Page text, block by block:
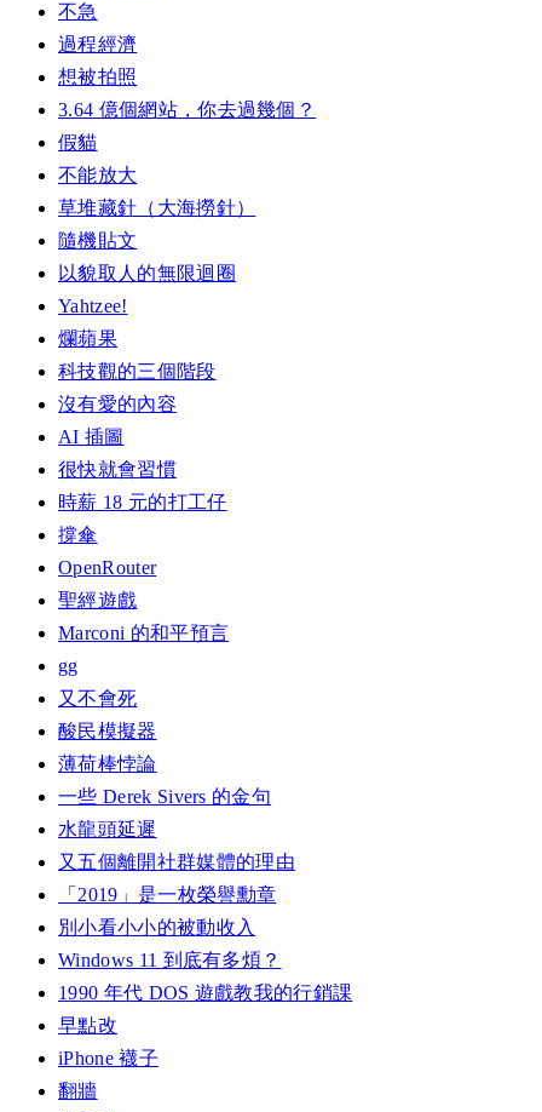
不急
過程經濟
想被拍照
3.64 億個網站，你去過幾個？
假貓
不能放大
草堆藏針（大海撈針）
隨機貼文
以貌取人的無限迴圈
Yahtzee!
爛蘋果
科技觀的三個階段
沒有愛的內容
AI 插圖
很快就會習慣
時薪 18 元的打工仔
撐傘
OpenRouter
聖經遊戲
Marconi 的和平預言
gg
又不會死
酸民模擬器
薄荷棒悖論
一些 Derek Sivers 的金句
水龍頭延遲
又五個離開社群媒體的理由
「2019」是一枚榮譽勳章
別小看小小的被動收入
Windows 11 到底有多煩？
1990 年代 DOS 遊戲教我的行銷課
早點改
iPhone 襪子
翻牆